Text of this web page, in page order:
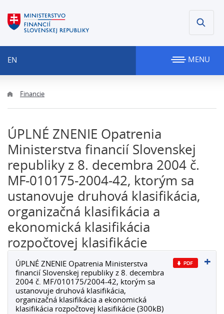
EN MENU
Financie
ÚPLNÉ ZNENIE Opatrenia
Ministerstva financií Slovenskej
republiky z 8. decembra 2004 č.
MF-010175-2004-42, ktorým sa
ustanovuje druhová klasifikácia,
organizačná klasifikácia a
ekonomická klasifikácia
rozpočtovej klasifikácie
ÚPLNÉ ZNENIE Opatrenia Ministerstva
financií Slovenskej republiky z 8. decembra
2004 č. MF/010175/2004-42, ktorým sa
ustanovuje druhová klasifikácia,
organizačná klasifikácia a ekonomická
klasifikácia rozpočtovej klasifikácie (300kB)